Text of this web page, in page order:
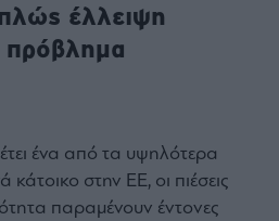
έλλειψη
πρόβλημα
ένα από τα υψηλότερα
στην ΕΕ, οι πιέσεις
παραμένουν έντονες